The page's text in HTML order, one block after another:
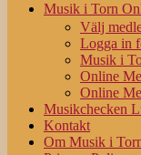
Musik i Torn
Välj
Logga in
Musik i
Online
Online
Musikchecken
Kontakt
Om Musik i